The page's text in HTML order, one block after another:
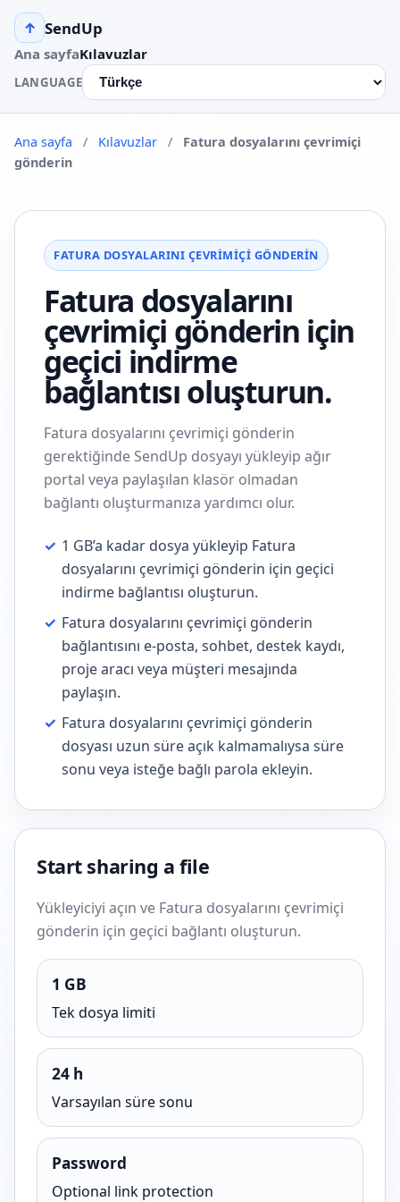
↑ SendUp
Ana sayfaKılavuzlar
LANGUAGE
Ana sayfa / Kılavuzlar /
Fatura dosyalarını çevrimiçi
gönderin
FATURA DOSYALARINI ÇEVRIMIÇI GÖNDERIN
Fatura dosyalarını
çevrimiçi gönderin için
geçici indirme
bağlantısı oluşturun.
Fatura dosyalarını çevrimiçi gönderin
gerektiğinde SendUp dosyayı yükleyip ağır
portal veya paylaşılan klasör olmadan
bağlantı oluşturmanıza yardımcı olur.
✓ 1 GB’a kadar dosya yükleyip Fatura
dosyalarını çevrimiçi gönderin için geçici
indirme bağlantısı oluşturun.
✓ Fatura dosyalarını çevrimiçi gönderin
bağlantısını e-posta, sohbet, destek kaydı,
proje aracı veya müşteri mesajında
paylaşın.
✓ Fatura dosyalarını çevrimiçi gönderin
dosyası uzun süre açık kalmamalıysa süre
sonu veya isteğe bağlı parola ekleyin.
Start sharing a file
Yükleyiciyi açın ve Fatura dosyalarını çevrimiçi
gönderin için geçici bağlantı oluşturun.
1 GB
Tek dosya limiti
24 h
Varsayılan süre sonu
Password
Optional link protection